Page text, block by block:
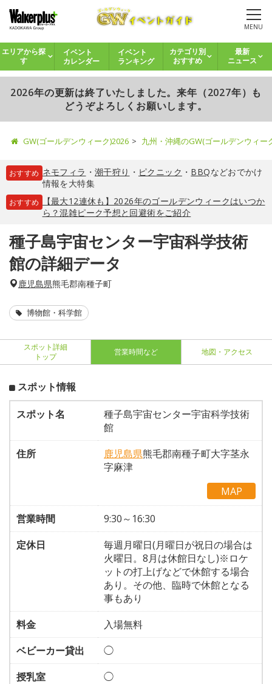
MENU
エリアから探
す
イベント
カレンダー
イベント
ランキング
カテゴリ別
おすすめ
最新
ニュース
2026年の更新は終了いたしました。来年（2027年）も
どうぞよろしくお願いします。
GW(ゴールデンウィーク)2026 九州・沖縄のGW(ゴールデンウィ
おすすめ ネモフィラ ・ 潮干狩り ・ ピクニック ・ BBQなどおでかけ
情報を大特集
おすすめ
【最大12連休も】2026年のゴールデンウィークはいつか
ら？混雑ピーク予想と回避術をご紹介
種子島宇宙センター宇宙科学技術
館の詳細データ
鹿児島県熊毛郡南種子町
博物館・科学館
スポット詳細
トップ
営業時間など 地図・アクセス
スポット情報
スポット名
種子島宇宙センター宇宙科学技術
館
住所
鹿児島県熊毛郡南種子町大字茎永
字麻津
MAP
営業時間
9:30～16:30
定休日
毎週月曜日(月曜日が祝日の場合は
火曜日。8月は休館日なし)※ロケ
ットの打上げなどで休館する場合
あり。その他、臨時で休館となる
事もあり
料金
入場無料
ベビーカー貸出
◯
授乳室
◯